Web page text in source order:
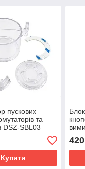
пускових
та
DSZ-SBL03
Купити
420